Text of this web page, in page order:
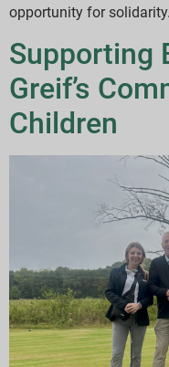
opportunity for solidarity.
Supporting
Greif’s
Children